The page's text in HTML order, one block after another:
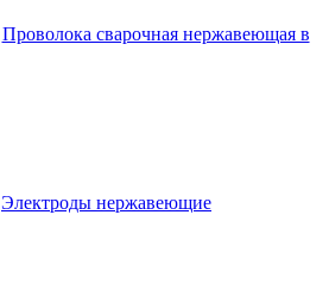
Проволока сварочная нержавеющая в
Электроды нержавеющие